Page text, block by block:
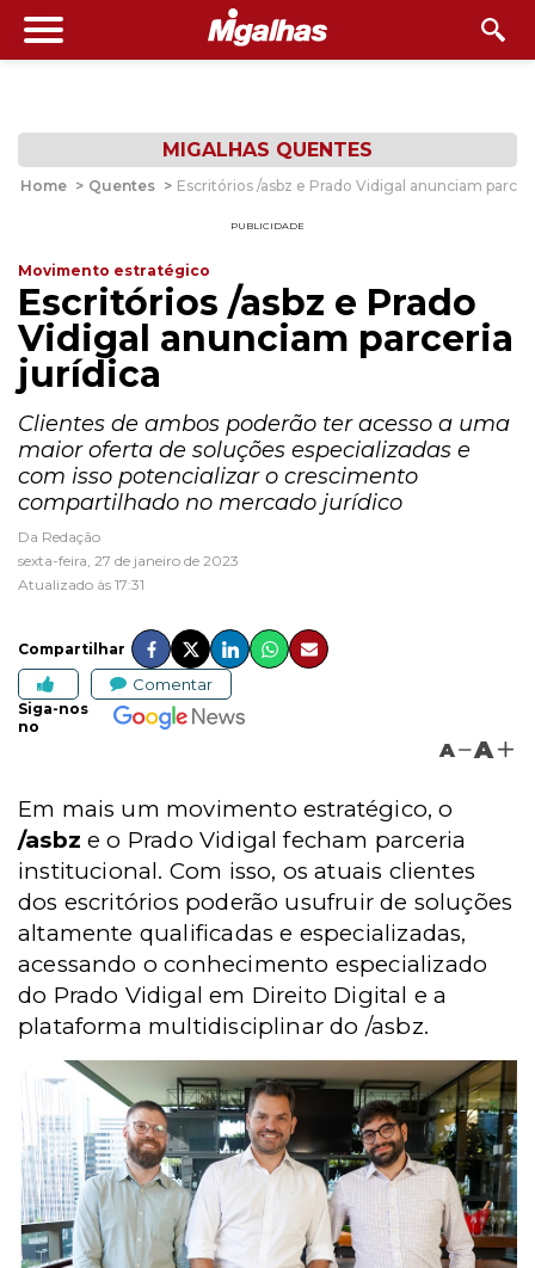
MIGALHAS QUENTES
Home > Quentes > Escritórios /asbz e Prado Vidigal anunciam
PUBLICIDADE
Movimento estratégico
Escritórios /asbz e Prado
Vidigal anunciam parceria
jurídica
Clientes de ambos poderão ter acesso a uma
maior oferta de soluções especializadas e
com isso potencializar o crescimento
compartilhado no mercado jurídico
Da Redação
sexta-feira, 27 de janeiro de 2023
Atualizado às 17:31
Compartilhar
Comentar
Siga-nos
no
A A
Em mais um movimento estratégico, o
/asbz e o Prado Vidigal fecham parceria
institucional. Com isso, os atuais clientes
dos escritórios poderão usufruir de soluções
altamente qualificadas e especializadas,
acessando o conhecimento especializado
do Prado Vidigal em Direito Digital e a
plataforma multidisciplinar do /asbz.